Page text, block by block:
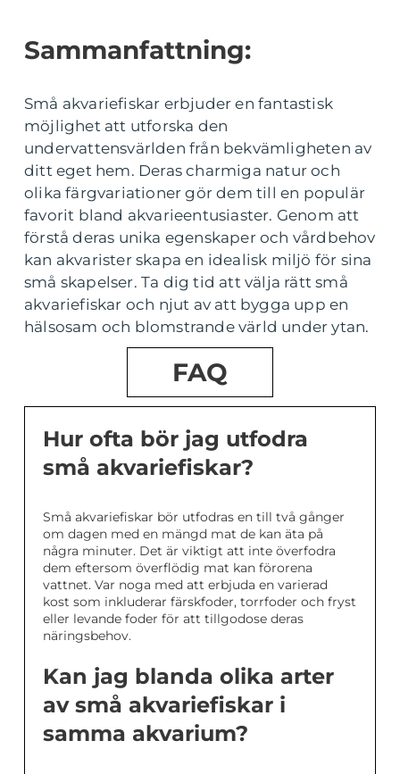
Sammanfattning:
Små akvariefiskar erbjuder en fantastisk
möjlighet att utforska den
undervattensvärlden från bekvämligheten av
ditt eget hem. Deras charmiga natur och
olika färgvariationer gör dem till en populär
favorit bland akvarieentusiaster. Genom att
förstå deras unika egenskaper och vårdbehov
kan akvarister skapa en idealisk miljö för sina
små skapelser. Ta dig tid att välja rätt små
akvariefiskar och njut av att bygga upp en
hälsosam och blomstrande värld under ytan.
FAQ
Hur ofta bör jag utfodra
små akvariefiskar?
Små akvariefiskar bör utfodras en till två gånger
om dagen med en mängd mat de kan äta på
några minuter. Det är viktigt att inte överfodra
dem eftersom överflödig mat kan förorena
vattnet. Var noga med att erbjuda en varierad
kost som inkluderar färskfoder, torrfoder och fryst
eller levande foder för att tillgodose deras
näringsbehov.
Kan jag blanda olika arter
av små akvariefiskar i
samma akvarium?